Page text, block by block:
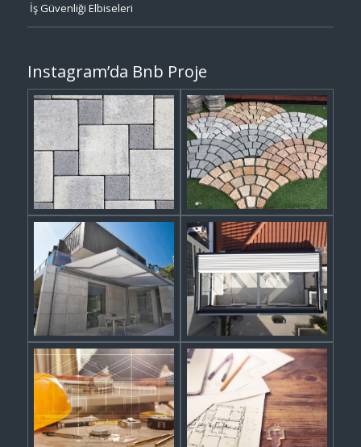
İş Güvenliği Elbiseleri
Instagram’da Bnb Proje